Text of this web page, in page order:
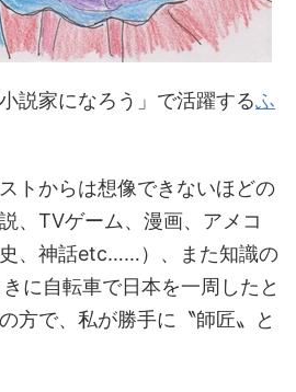
説家になろう」で活躍するふ
トからは想像できないほどの
、TVゲーム、漫画、アメコ
、神話etc……）、また知識の
に自転車で日本を一周したと
方で、私が勝手に〝師匠〟と